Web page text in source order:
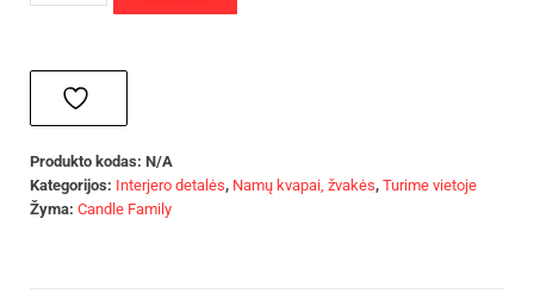
Produkto kodas: N/A
Kategorijos: Interjero detalės, Namų kvapai, žvakės, Turime vietoje
Žyma: Candle Family